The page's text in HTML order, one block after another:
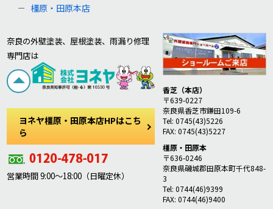
橿原・田原本店
奈良の外壁塗装、屋根塗装、雨漏り修理
専門店は
ヨネヤ橿原・田原本店HPはこち
ら
営業時間 9:00～18:00（日曜定休）
香芝（本店）
〒639-0227
奈良県香芝市鎌田109-6
Tel: 0745(43)5226
FAX: 0745(43)5227
橿原・田原本
〒636-0246
奈良県磯城郡田原本町千代848-
3
Tel: 0744(46)9399
FAX: 0744(46)9400